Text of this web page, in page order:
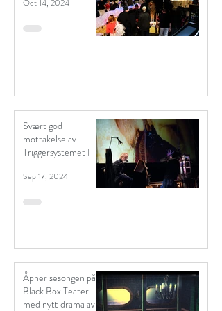
Oct 14, 2024
Svært god
mottakelse av
Triggersystemet I -
Sep 17, 2024
Åpner sesongen på
Black Box Teater
med nytt drama av